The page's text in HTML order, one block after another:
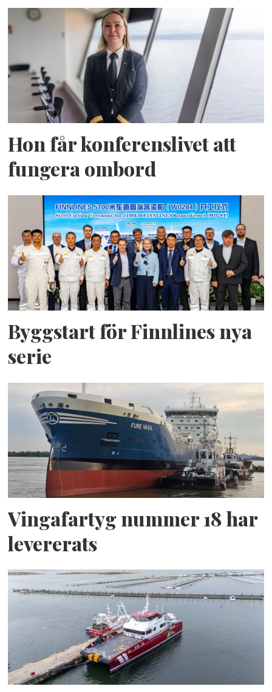
Hon får konferenslivet att
fungera ombord
Byggstart för Finnlines nya
serie
Vingafartyg nummer 18 har
levererats